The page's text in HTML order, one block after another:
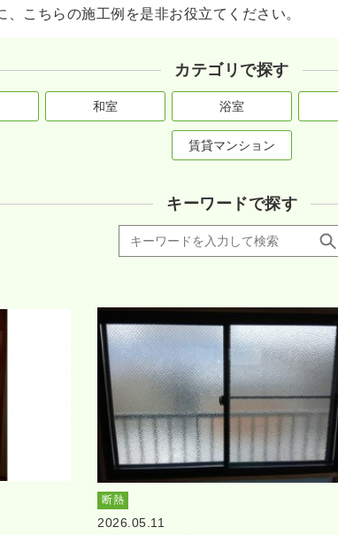
こちらの施工例を是非お役立てください。
カテゴリで探す
和室 浴室
賃貸マンション
キーワードで探す
断熱
2026.05.11